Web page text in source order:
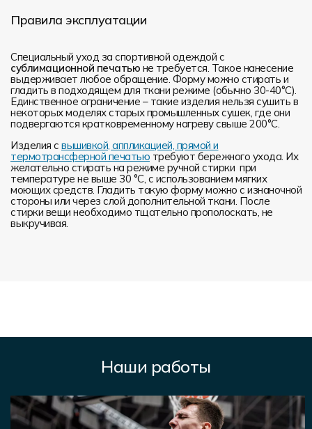
Правила эксплуатации
Специальный уход за спортивной одеждой с
сублимационной печатью не требуется. Такое нанесение
выдерживает любое обращение. Форму можно стирать и
гладить в подходящем для ткани режиме (обычно 30-40°С).
Единственное ограничение – такие изделия нельзя сушить в
некоторых моделях старых промышленных сушек, где они
подвергаются кратковременному нагреву свыше 200°С.
Изделия с вышивкой, аппликацией, прямой и
термотрансферной печатью требуют бережного ухода. Их
желательно стирать на режиме ручной стирки при
температуре не выше 30 °C, с использованием мягких
моющих средств. Гладить такую форму можно с изнаночной
стороны или через слой дополнительной ткани. После
стирки вещи необходимо тщательно прополоскать, не
выкручивая.
Наши работы